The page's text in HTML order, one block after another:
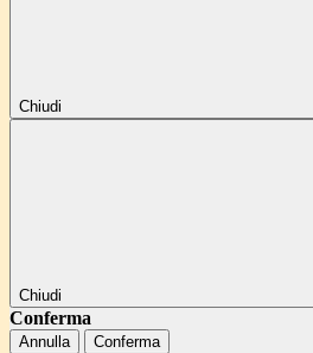
Chiudi
Chiudi
Conferma
Annulla Conferma